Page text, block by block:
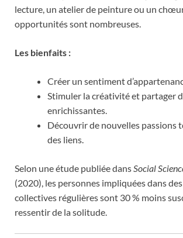
lecture, un atelier de peinture ou un
opportunités sont nombreuses.
Les bienfaits :
Créer un sentiment
Stimuler la créativité et partager
enrichissantes.
Découvrir de nouvelles passions
des liens.
Selon une étude publiée dansSocial
(2020), les personnes impliquées dans
collectives régulières sont 30 % moins
ressentir de la solitude.